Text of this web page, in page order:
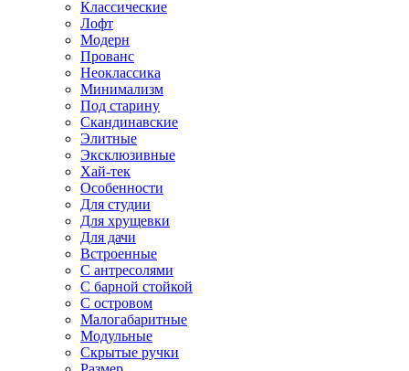
Классические
Лофт
Модерн
Прованс
Неоклассика
Минимализм
Под старину
Скандинавские
Элитные
Эксклюзивные
Хай-тек
Особенности
Для студии
Для хрущевки
Для дачи
Встроенные
С антресолями
С барной стойкой
С островом
Малогабаритные
Модульные
Скрытые ручки